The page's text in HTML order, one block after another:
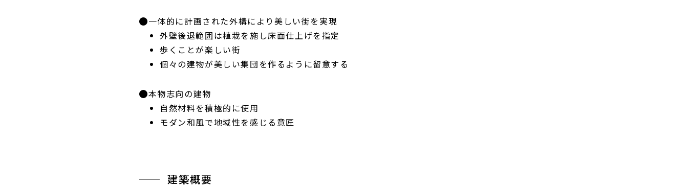
一体的に計画された外構により美しい街を実現
外壁後退範囲は植栽を施し床面仕上げを指定
歩くことが楽しい街
個々の建物が美しい集団を作るように留意する
本物志向の建物
自然材料を積極的に使用
モダン和風で地域性を感じる意匠
建築概要